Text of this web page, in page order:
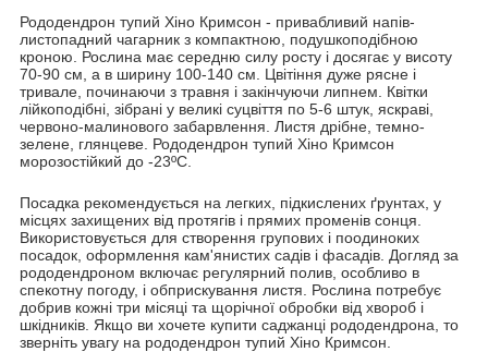
Рододендрон тупий Хіно Кримсон - привабливий напів-
листопадний чагарник з компактною, подушкоподібною
кроною. Рослина має середню силу росту і досягає у висоту
70-90 см, а в ширину 100-140 см. Цвітіння дуже рясне і
тривале, починаючи з травня і закінчуючи липнем. Квітки
лійкоподібні, зібрані у великі суцвіття по 5-6 штук, яскраві,
червоно-малинового забарвлення. Листя дрібне, темно-
зелене, глянцеве. Рододендрон тупий Хіно Кримсон
морозостійкий до -23ºС.
Посадка рекомендується на легких, підкислених ґрунтах, у
місцях захищених від протягів і прямих променів сонця.
Використовується для створення групових і поодиноких
посадок, оформлення кам'янистих садів і фасадів. Догляд за
рододендроном включає регулярний полив, особливо в
спекотну погоду, і обприскування листя. Рослина потребує
добрив кожні три місяці та щорічної обробки від хвороб і
шкідників. Якщо ви хочете купити саджанці рододендрона, то
зверніть увагу на рододендрон тупий Хіно Кримсон.